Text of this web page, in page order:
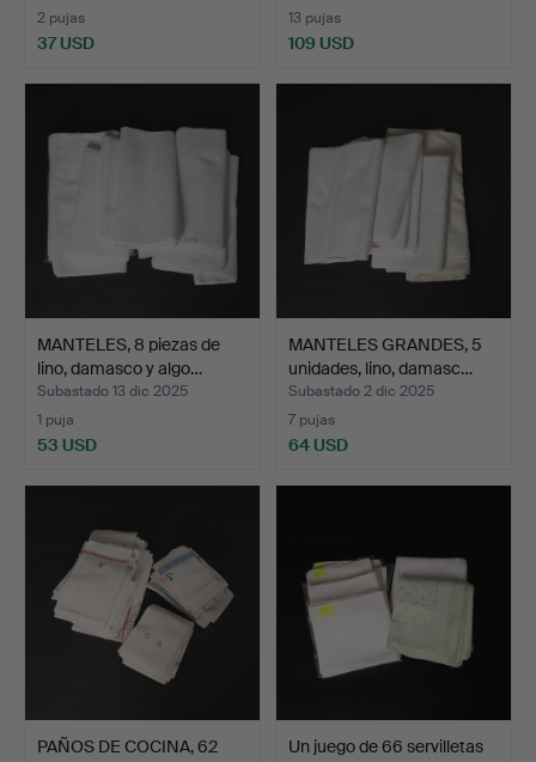
2 pujas
37 USD
13 pujas
109 USD
MANTELES, 8 piezas de
lino, damasco y algo…
Subastado 13 dic 2025
1 puja
53 USD
MANTELES GRANDES, 5
unidades, lino, damasc…
Subastado 2 dic 2025
7 pujas
64 USD
PAÑOS DE COCINA, 62
Un juego de 66 servilletas